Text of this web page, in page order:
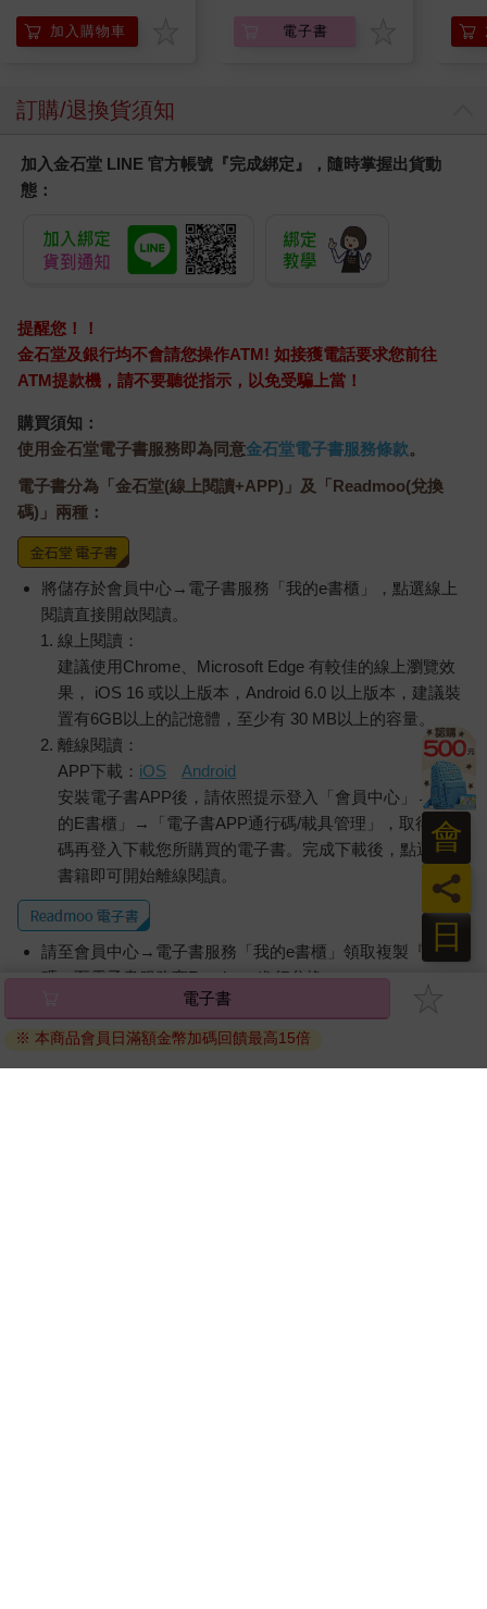
加入購物車 電子書
訂購/退換貨須知
加入金石堂 LINE 官方帳號『完成綁定』，隨時掌握出貨動
態：
提醒您！！
金石堂及銀行均不會請您操作ATM! 如接獲電話要求您前往
ATM提款機，請不要聽從指示，以免受騙上當！
購買須知：
使用金石堂電子書服務即為同意金石堂電子書服務條款。
電子書分為「金石堂(線上閱讀+APP)」及「Readmoo(兌換
碼)」兩種：
將儲存於會員中心→電子書服務「我的e書櫃」，點選線上
閱讀直接開啟閱讀。
線上閱讀：
建議使用Chrome、Microsoft Edge 有較佳的線上瀏覽效
果， iOS 16 或以上版本，Android 6.0 以上版本，建議裝
置有6GB以上的記憶體，至少有 30 MB以上的容量。
離線閱讀：
APP下載： iOS
Android
安裝電子書APP後，請依照提示登入「會員中心」→「我
的E書櫃」→「電子書APP通行碼/載具管理」，取得通行
碼再登入下載您所購買的電子書。完成下載後，點選任一
書籍即可開始離線閱讀。
請至會員中心→電子書服務「我的e書櫃」領取複製『兌換
碼』至電子書服務商Readmoo進行兌換。
因版權保護，您在金石堂所購買的電子書僅能以金石堂專屬
的閱讀軟體開啟閱讀，無法以其他閱讀器或直接下載檔案。
電子書
※ 本商品會員日滿額金幣加碼回饋最高15倍
日
員
會